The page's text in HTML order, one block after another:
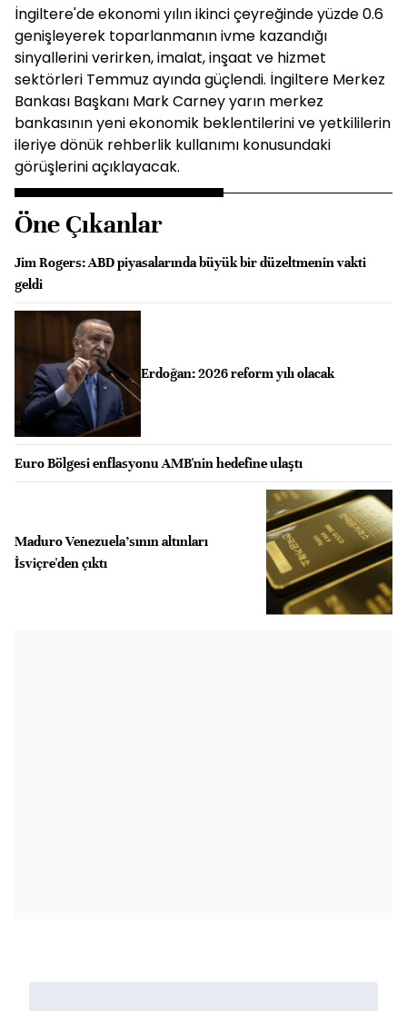
İngiltere'de ekonomi yılın ikinci çeyreğinde yüzde 0.6
genişleyerek toparlanmanın ivme kazandığı
sinyallerini verirken, imalat, inşaat ve hizmet
sektörleri Temmuz ayında güçlendi. İngiltere Merkez
Bankası Başkanı Mark Carney yarın merkez
bankasının yeni ekonomik beklentilerini ve yetkililerin
ileriye dönük rehberlik kullanımı konusundaki
görüşlerini açıklayacak.
Öne Çıkanlar
Jim Rogers: ABD piyasalarında büyük bir düzeltmenin vakti
geldi
Erdoğan: 2026 reform yılı olacak
Euro Bölgesi enflasyonu AMB'nin hedefine ulaştı
Maduro Venezuela'sının altınları
İsviçre'den çıktı